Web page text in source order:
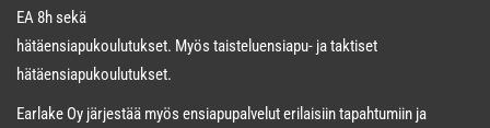
EA 8h sekä
hätäensiapukoulutukset. Myös taisteluensiapu- ja taktiset
hätäensiapukoulutukset.
Earlake Oy järjestää myös ensiapupalvelut erilaisiin tapahtumiin ja